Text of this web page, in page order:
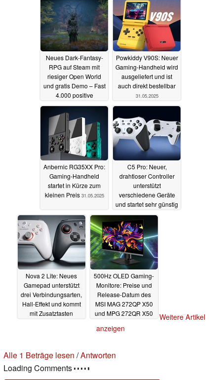
Neues Dark-Fantasy-
RPG auf Steam mit
riesiger Open World
und gratis Demo – Fast
4.000 positive
Bewertungen in
wenigen Tagen
01.06.2025
Powkiddy V90S: Neuer
Gaming-Handheld wird
ausgeliefert und ist
auch direkt bestellbar
31.05.2025
Anbernic RG35XX Pro:
Gaming-Handheld
startet in Kürze zum
kleinen Preis 31.05.2025
C5 Pro: Neuer,
drahtloser Controller
unterstützt
verschiedene Geräte
und startet sehr günstig
31.05.2025
Nova 2 Lite: Neues
Gamepad unterstützt
drei Verbindungsarten,
Hall-Effekt und kommt
mit Zusatztasten
500Hz OLED Gaming-
Monitore: Preise und
Release-Datum des
MSI MAG 272QP X50
und MPG 272QR X50
Weitere Artikel
anzeigen
Alle 1 Beträge lesen /Antworten
Loading Comments